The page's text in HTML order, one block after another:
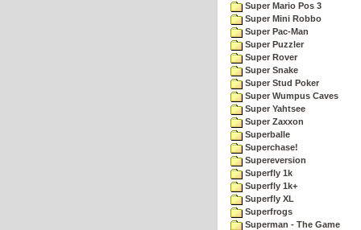
Super Mario Pos 3
Super Mini Robbo
Super Pac-Man
Super Puzzler
Super Rover
Super Snake
Super Stud Poker
Super Wumpus Caves
Super Yahtsee
Super Zaxxon
Superballe
Superchase!
Supereversion
Superfly 1k
Superfly 1k+
Superfly XL
Superfrogs
Superman - The Game